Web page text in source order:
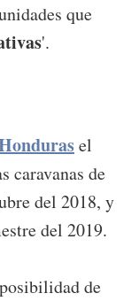
que
'.
el
caravanas de
del 2018, y
del 2019.
de